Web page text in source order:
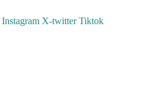
Instagram X-twitter Tiktok